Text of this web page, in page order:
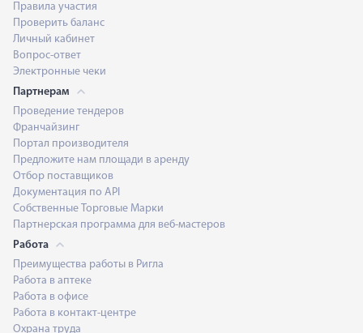
Правила участия
Проверить баланс
Личный кабинет
Вопрос-ответ
Электронные чеки
Партнерам
Проведение тендеров
Франчайзинг
Портал производителя
Предложите нам площади в аренду
Отбор поставщиков
Документация по API
Собственные Торговые Марки
Партнерская программа для веб-мастеров
Работа
Преимущества работы в Ригла
Работа в аптеке
Работа в офисе
Работа в контакт-центре
Охрана труда